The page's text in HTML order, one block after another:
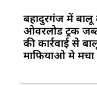
बहादुरगंज में
ओवरलोड ट्रक
की कार्रवाई से
माफियाओ मे